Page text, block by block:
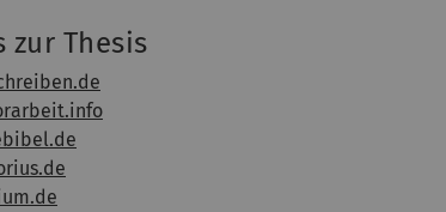
zur Thesis